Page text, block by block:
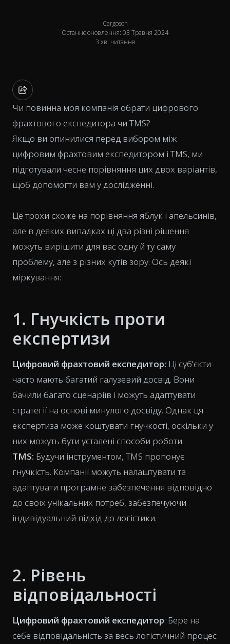
Cargoson
Останнє оновлення: 03 Травня 2024
3 хв. читання
Чи повинна моя компанія обрати цифрового
фрахтового експедитора чи TMS?
Якщо ви опинилися перед вибором між
цифровим фрахтовим експедитором і TMS, ми
підготували чесне порівняння цих двох варіантів,
щоб допомогти вам у дослідженні.
Це трохи схоже на порівняння яблук і апельсинів,
але в деяких випадках ці два різні рішення
можуть вирішити для вас одну й ту саму
проблему, але з різних кутів зору. Ось деякі
міркування:
1. Гнучкість проти
експертизи
Цифровий фрахтовий експедитор: Ці суб'єкти
часто мають багатий галузевий досвід. Вони
бачили багато сценаріїв і можуть адаптувати
стратегії на основі минулого досвіду. Однак ця
експертиза може коштувати гнучкості, оскільки у
них можуть бути усталені способи роботи.
TMS: Будучи інструментом, TMS пропонує
гнучкість. Компанії можуть налаштувати та
адаптувати програмне забезпечення відповідно
до своїх унікальних потреб, забезпечуючи
індивідуальний підхід до логістики.
2. Рівень
відповідальності
Цифровий фрахтовий експедитор: Бере на
себе відповідальність за весь логістичний процес